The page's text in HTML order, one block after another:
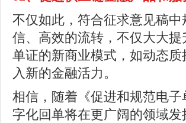
不仅如此，符合征求意见稿
信、高效的流转，不仅大大
单证的新商业模式，如动态
入新的金融活力。
相信，随着《促进和规范电
字化回单将在更广阔的领域